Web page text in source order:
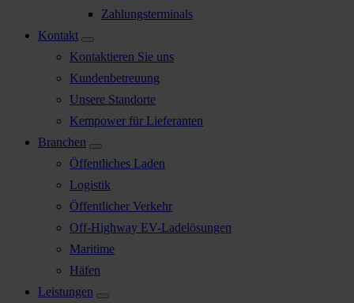
Zahlungsterminals
Kontakt
Kontaktieren Sie uns
Kundenbetreuung
Unsere Standorte
Kempower für Lieferanten
Branchen
Öffentliches Laden
Logistik
Öffentlicher Verkehr
Off-Highway EV-Ladelösungen
Maritime
Häfen
Leistungen